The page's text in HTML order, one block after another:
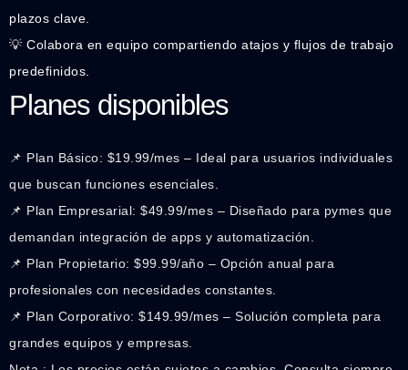
plazos clave.
💡 Colabora en equipo compartiendo atajos y flujos de trabajo
predefinidos.
Planes disponibles
📌 Plan Básico: $19.99/mes – Ideal para usuarios individuales
que buscan funciones esenciales.
📌 Plan Empresarial: $49.99/mes – Diseñado para pymes que
demandan integración de apps y automatización.
📌 Plan Propietario: $99.99/año – Opción anual para
profesionales con necesidades constantes.
📌 Plan Corporativo: $149.99/mes – Solución completa para
grandes equipos y empresas.